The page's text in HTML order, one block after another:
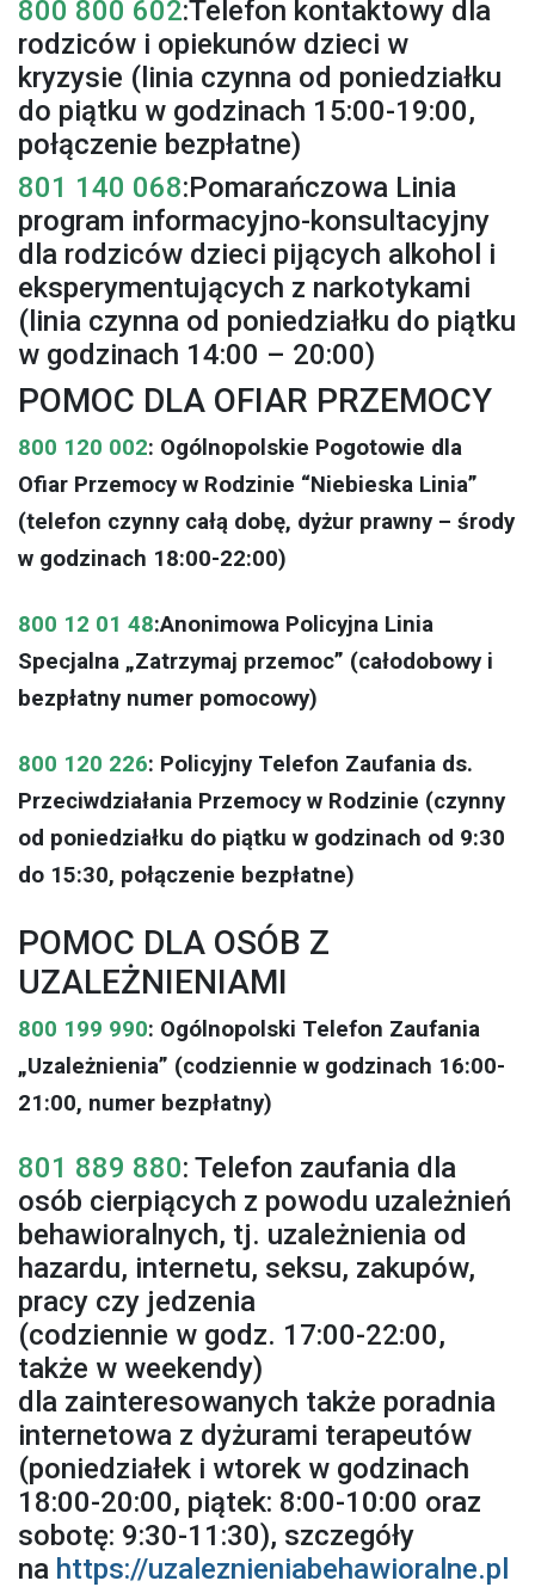
800 800 602:Telefon kontaktowy dla
rodziców i opiekunów dzieci w
kryzysie (linia czynna od poniedziałku
do piątku w godzinach 15:00-19:00,
połączenie bezpłatne)
801 140 068:Pomarańczowa Linia
program informacyjno-konsultacyjny
dla rodziców dzieci pijących alkohol i
eksperymentujących z narkotykami
(linia czynna od poniedziałku do piątku
w godzinach 14:00 – 20:00)
POMOC DLA OFIAR PRZEMOCY
800 120 002: Ogólnopolskie Pogotowie dla
Ofiar Przemocy w Rodzinie “Niebieska Linia”
(telefon czynny całą dobę, dyżur prawny – środy
w godzinach 18:00-22:00)
800 12 01 48:Anonimowa Policyjna Linia
Specjalna „Zatrzymaj przemoc” (całodobowy i
bezpłatny numer pomocowy)
800 120 226: Policyjny Telefon Zaufania ds.
Przeciwdziałania Przemocy w Rodzinie (czynny
od poniedziałku do piątku w godzinach od 9:30
do 15:30, połączenie bezpłatne)
POMOC DLA OSÓB Z
UZALEŻNIENIAMI
800 199 990: Ogólnopolski Telefon Zaufania
„Uzależnienia” (codziennie w godzinach 16:00-
21:00, numer bezpłatny)
801 889 880: Telefon zaufania dla
osób cierpiących z powodu uzależnień
behawioralnych, tj. uzależnienia od
hazardu, internetu, seksu, zakupów,
pracy czy jedzenia
(codziennie w godz. 17:00-22:00,
także w weekendy)
dla zainteresowanych także poradnia
internetowa z dyżurami terapeutów
(poniedziałek i wtorek w godzinach
18:00-20:00, piątek: 8:00-10:00 oraz
sobotę: 9:30-11:30), szczegóły
na https://uzaleznieniabehawioralne.pl